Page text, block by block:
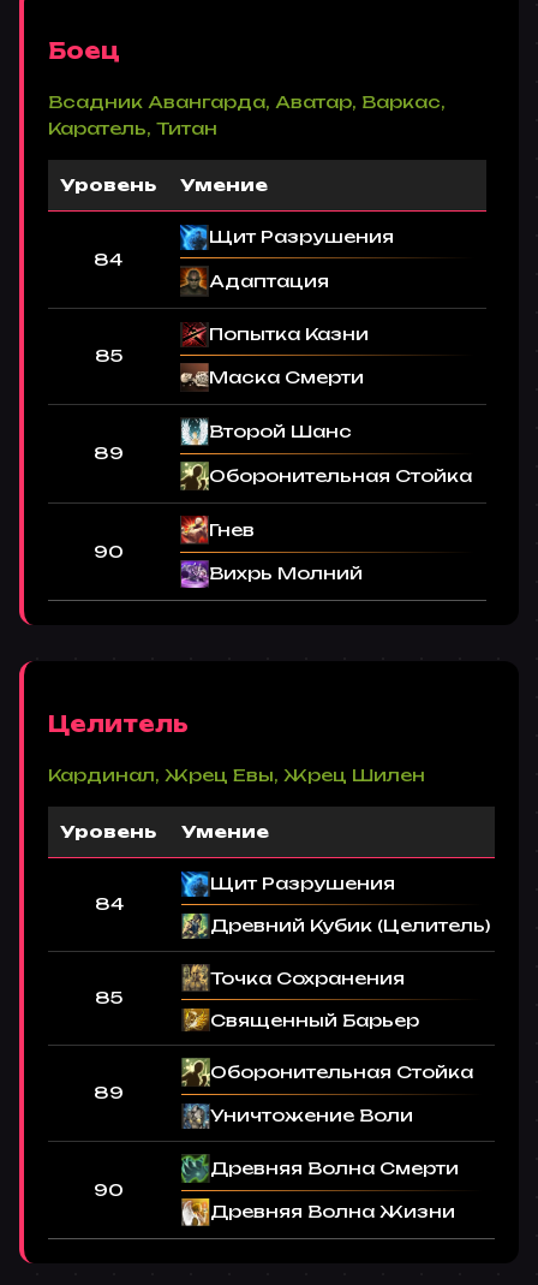
Боец
Всадник Авангарда, Аватар, Варкас,
Каратель, Титан
Уровень Умение
84
Щит Разрушения
Адаптация
85
Попытка Казни
Маска Смерти
89
Второй Шанс
Оборонительная Стойка
90
Гнев
Вихрь Молний
Целитель
Кардинал, Жрец Евы, Жрец Шилен
Уровень Умение
84
Щит Разрушения
Древний Кубик (Целитель)
85
Точка Сохранения
Священный Барьер
89
Оборонительная Стойка
Уничтожение Воли
90
Древняя Волна Смерти
Древняя Волна Жизни